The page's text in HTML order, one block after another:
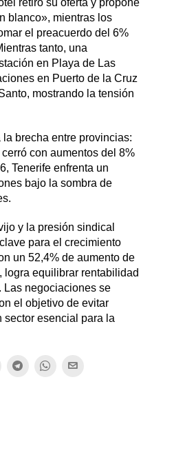
blanco», mientras los
el preacuerdo del 6%
tanto, una
en Playa de Las
en Puerto de la Cruz
mostrando la tensión
brecha entre provincias:
con aumentos del 8%
Tenerife enfrenta un
bajo la sombra de
y la presión sindical
para el crecimiento
un 52,4% de aumento de
logra equilibrar rentabilidad
Las negociaciones se
el objetivo de evitar
sector esencial para la